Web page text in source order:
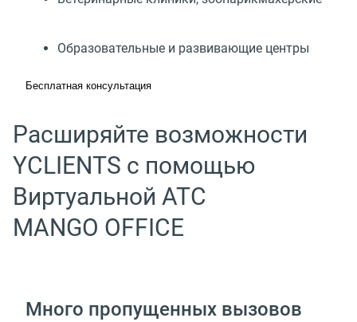
Образовательные и развивающие центры
Бесплатная консультация
Расширяйте возможности
YCLIENTS с помощью
Виртуальной АТС
MANGO OFFICE
Много пропущенных вызовов